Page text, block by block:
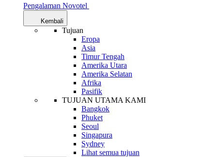
Pengalaman Novotel
Kembali
Tujuan
Eropa
Asia
Timur Tengah
Amerika Utara
Amerika Selatan
Afrika
Pasifik
TUJUAN UTAMA KAMI
Bangkok
Phuket
Seoul
Singapura
Sydney
Lihat semua tujuan